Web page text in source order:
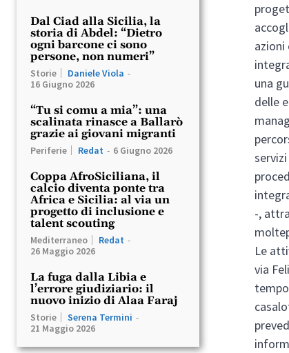
Dal Ciad alla Sicilia, la
storia di Abdel: “Dietro
ogni barcone ci sono
persone, non numeri”
Storie Daniele Viola -
16 Giugno 2026
“Tu si comu a mia”: una
scalinata rinasce a Ballarò
grazie ai giovani migranti
Periferie Redat - 6 Giugno 2026
Coppa AfroSiciliana, il
calcio diventa ponte tra
Africa e Sicilia: al via un
progetto di inclusione e
talent scouting
Mediterraneo Redat -
26 Maggio 2026
La fuga dalla Libia e
l’errore giudiziario: il
nuovo inizio di Alaa Faraj
Storie Serena Termini -
21 Maggio 2026
una
delle
-,
Le
via